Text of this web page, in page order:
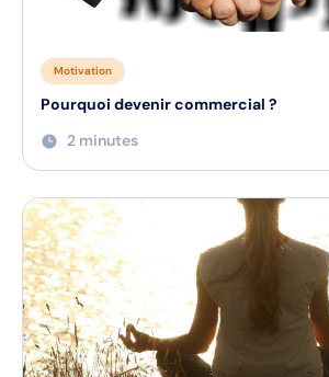
Motivation
Pourquoi devenir commercial ?
2 minutes